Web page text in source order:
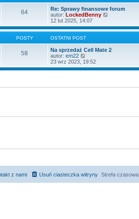
64
Re: Sprawy finansowe forum
autor: LockedBenny
ś
w
e
t
a
12 lut 2025, 14:07
POSTY OSTATNI POST
58
Na sprzedaż Cell Mate 2
autor: em22
y
ś
y
s
t
23 wrz 2023, 19:52
Strefa czasowa
Usuń ciasteczka witryny
z nami